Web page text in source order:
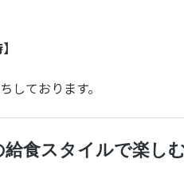
しております。